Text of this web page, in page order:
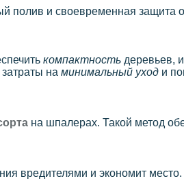
полив и своевременная защита
компактность деревьев,
на минимальный уход и
на шпалерах. Такой метод
вредителями и экономит